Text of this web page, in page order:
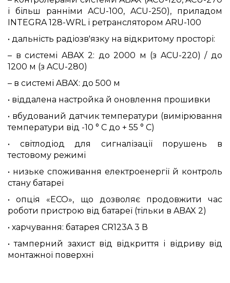
і більш ранніми ACU-100, ACU-250), приладом
INTEGRA 128-WRL і ретранслятором ARU-100
• дальність радіозв'язку на відкритому просторі:
– в системі ABAX 2: до 2000 м (з ACU-220) / до
1200 м (з ACU-280)
– в системі ABAX: до 500 м
• віддалена настройка й оновлення прошивки
• вбудований датчик температури (вимірювання
температури від -10 ° C до + 55 ° C)
• світлодіод для сигналізації порушень в
тестовому режимі
• низьке споживання електроенергії й контроль
стану батареї
• опція «ECO», що дозволяє продовжити час
роботи пристрою від батареї (тільки в ABAX 2)
• харчування: батарея CR123A 3 В
• тамперний захист від відкриття і відриву від
монтажної поверхні